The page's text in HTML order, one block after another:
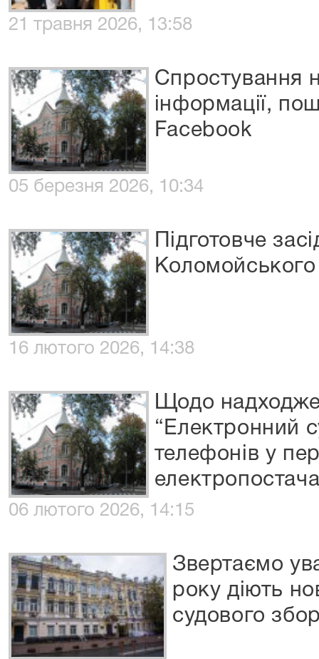
21 травня 2026, 13:58
Спростування
інформації,
Facebook
05 березня 2026, 10:34
Підготовче
Коломойського
16 лютого 2026, 14:38
Щодо
“Електронний
телефонів у
06 лютого 2026, 14:15
Звертаємо
року діють
судового